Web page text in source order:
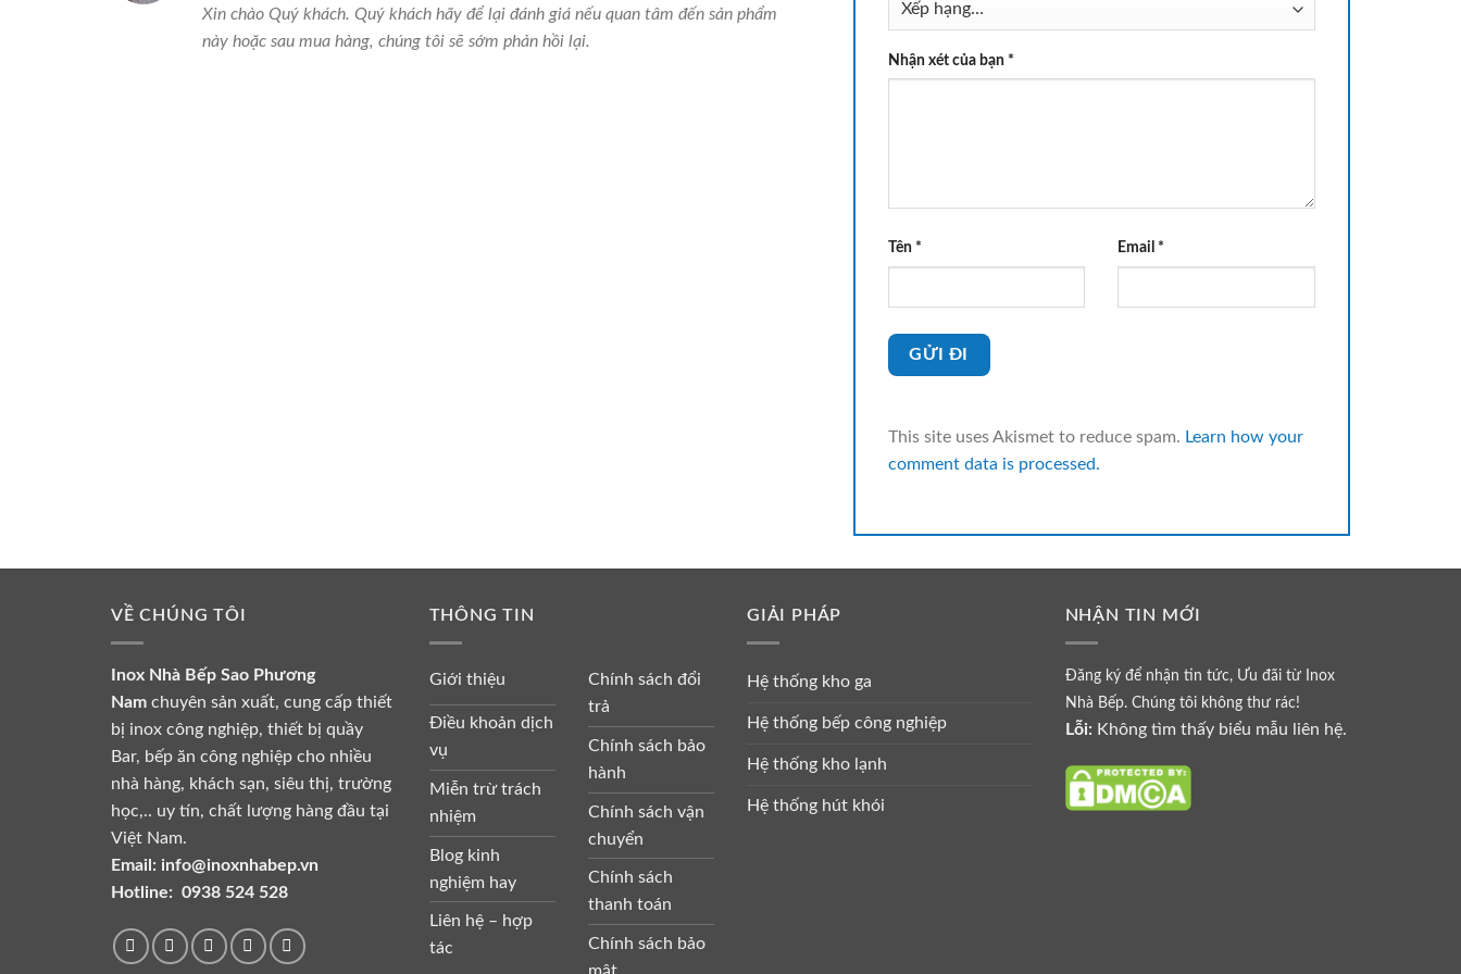
Xin chào Quý khách. Quý khách hãy để lại đánh giá nếu quan tâm đến sản phẩm
này hoặc sau mua hàng, chúng tôi sẽ sớm phản hồi lại.
Nhận xét của bạn *
Tên * Email *
This site uses Akismet to reduce spam. Learn how your
comment data is processed.
VỀ CHÚNG TÔI
Inox Nhà Bếp Sao Phương
Nam chuyên sản xuất, cung cấp thiết
bị inox công nghiệp, thiết bị quầy
Bar, bếp ăn công nghiệp cho nhiều
nhà hàng, khách sạn, siêu thị, trường
học,.. uy tín, chất lượng hàng đầu tại
Việt Nam.
Email: info@inoxnhabep.vn
Hotline: 0938 524 528
THÔNG TIN
Giới thiệu
Điều khoản dịch
vụ
Miễn trừ trách
nhiệm
Blog kinh
nghiệm hay
Liên hệ – hợp
tác
Chính sách đổi
trả
Chính sách bảo
hành
Chính sách vận
chuyển
Chính sách
thanh toán
Chính sách bảo
mật
GIẢI PHÁP
Hệ thống kho ga
Hệ thống bếp công nghiệp
Hệ thống kho lạnh
Hệ thống hút khói
NHẬN TIN MỚI
Đăng ký để nhận tin tức, Ưu đãi từ Inox
Nhà Bếp. Chúng tôi không thư rác!
Lỗi: Không tìm thấy biểu mẫu liên hệ.